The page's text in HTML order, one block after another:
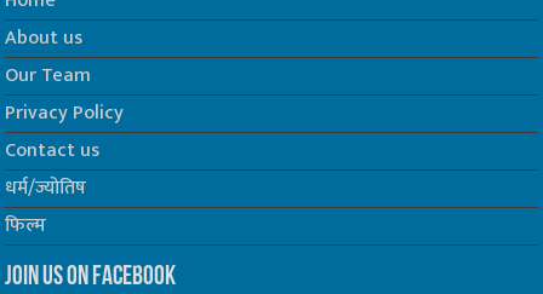
Home
About us
Our Team
Privacy Policy
Contact us
धर्म/ज्योतिष
फिल्म